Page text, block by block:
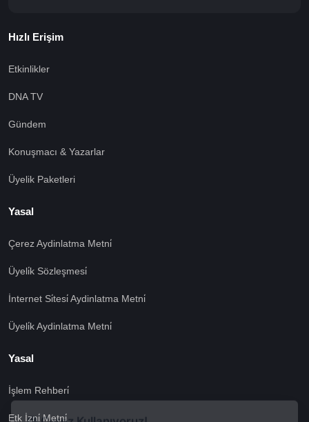
Hızlı Erişim
Etkinlikler
DNA TV
Gündem
Konuşmacı & Yazarlar
Üyelik Paketleri
Yasal
Çerez Aydinlatma Metni̇
Üyeli̇k Sözleşmesi̇
İnternet Si̇tesi̇ Aydinlatma Metni̇
Üyeli̇k Aydinlatma Metni̇
Yasal
İşlem Rehberi̇
Etk İzni̇ Metni̇